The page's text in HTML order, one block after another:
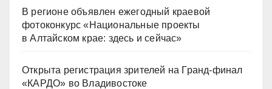
В регионе объявлен ежегодный краевой
фотоконкурс «Национальные проекты
в Алтайском крае: здесь и сейчас»
Открыта регистрация зрителей на Гранд-финал
«КАРДО» во Владивостоке